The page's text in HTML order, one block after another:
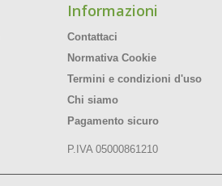
Informazioni
Contattaci
Normativa Cookie
Termini e condizioni d'uso
Chi siamo
Pagamento sicuro
P.IVA 05000861210